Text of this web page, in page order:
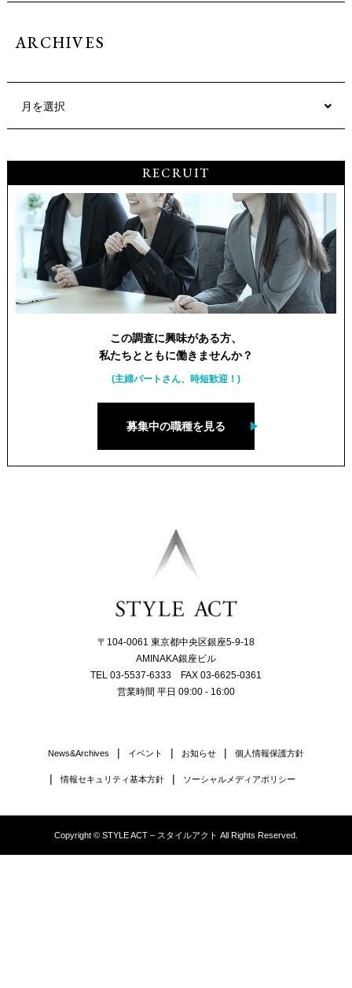
ARCHIVES
月を選択
RECRUIT
この調査に興味がある方、
私たちとともに働きませんか？
(主婦パートさん、時短歓迎！)
募集中の職種を見る
〒104-0061 東京都中央区銀座5-9-18
AMINAKA銀座ビル
TEL 03-5537-6333 FAX 03-6625-0361
営業時間 平日 09:00 - 16:00
News&Archives イベント お知らせ 個人情報保護方針
情報セキュリティ基本方針 ソーシャルメディアポリシー
Copyright © STYLE ACT – スタイルアクト All Rights Reserved.